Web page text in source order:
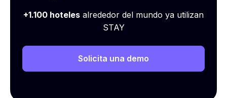
+1.100 hoteles alrededor del mundo ya utilizan
STAY
Solicita una demo